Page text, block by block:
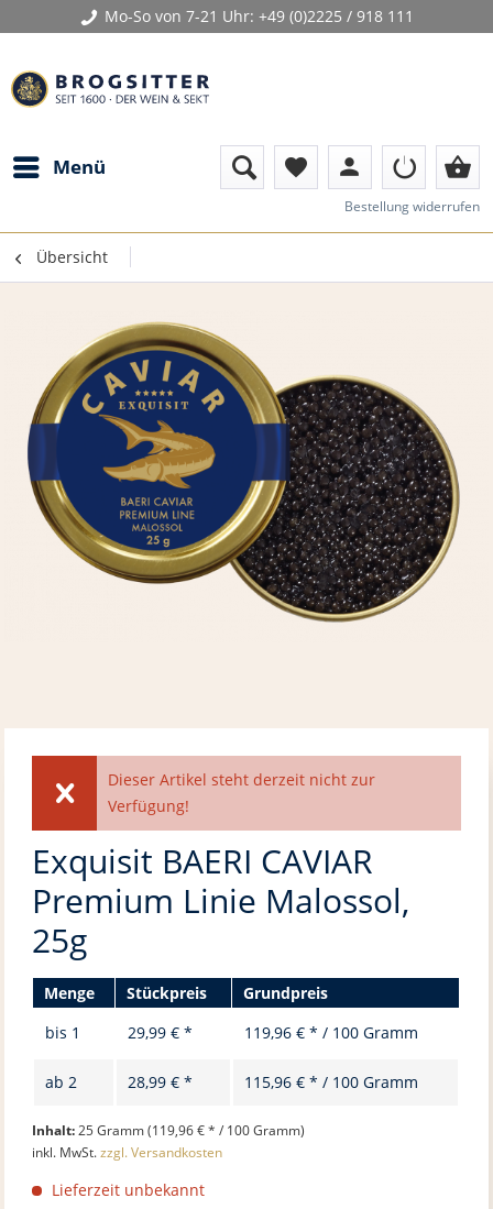
Mo-So von 7-21 Uhr: +49 (0)2225 / 918 111
Menü favorite person shopping_basket
Bestellung widerrufen
Übersicht
Dieser Artikel steht derzeit nicht zur
Verfügung!
Exquisit BAERI CAVIAR
Premium Linie Malossol,
25g
Menge Stückpreis
Grundpreis
bis 1 29,99 € * 119,96 € * / 100 Gramm
ab2 28,99 € * 115,96 € * / 100 Gramm
Inhalt:25 Gramm (119,96 € * / 100 Gramm)
inkl. MwSt.zzgl. Versandkosten
Lieferzeit unbekannt